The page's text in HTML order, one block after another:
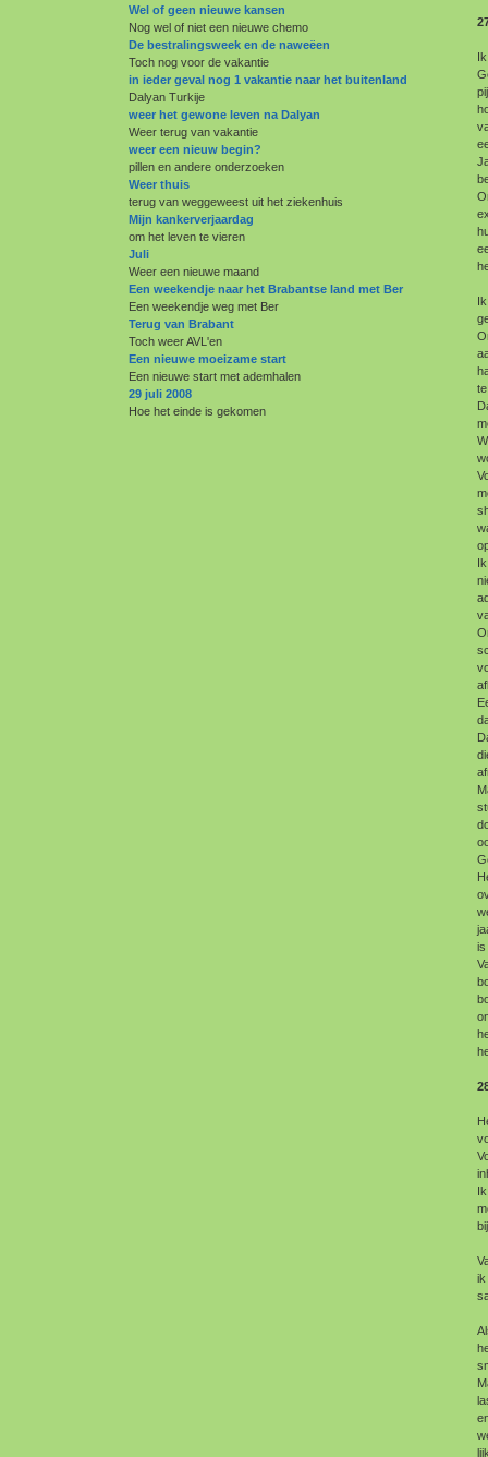
Wel of geen nieuwe kansen
Nog wel of niet een nieuwe chemo
De bestralingsweek en de naweëen
Toch nog voor de vakantie
in ieder geval nog 1 vakantie naar het buitenland
Dalyan Turkije
weer het gewone leven na Dalyan
Weer terug van vakantie
weer een nieuw begin?
pillen en andere onderzoeken
Weer thuis
terug van weggeweest uit het ziekenhuis
Mijn kankerverjaardag
om het leven te vieren
Juli
Weer een nieuwe maand
Een weekendje naar het Brabantse land met Ber
Een weekendje weg met Ber
Terug van Brabant
Toch weer AVL'en
Een nieuwe moeizame start
Een nieuwe start met ademhalen
29 juli 2008
Hoe het einde is gekomen
is
ik